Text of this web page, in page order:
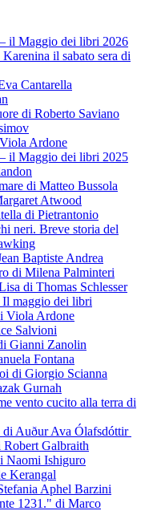
il Maggio dei libri 2026
il sabato sera di
Cantarella
di Roberto Saviano
Ardone
il Maggio dei libri 2025
di Matteo Bussola
Atwood
di Pietrantonio
neri. Breve storia del
Baptiste Andrea
di Milena Palminteri
di Thomas Schlesser
Il maggio dei libri
Viola Ardone
Salvioni
Gianni Zanolin
Fontana
di Giorgio Scianna
Gurnah
vento cucito alla terra di
Auður Ava Ólafsdóttir
Galbraith
Naomi Ishiguro
Kerangal
Aphel Barzini
1231." di Marco